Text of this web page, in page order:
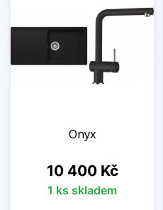
Onyx
Cena
10 400 Kč
1 ks skladem